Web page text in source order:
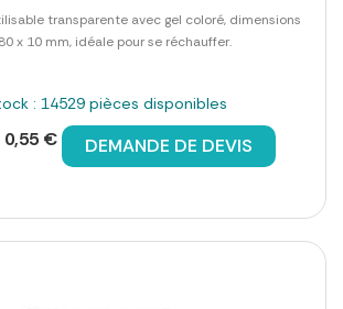
transparente avec gel coloré, dimensions
x 10 mm, idéale pour se réchauffer.
: 14529 pièces disponibles
0,55 € DEMANDE DE DEVIS